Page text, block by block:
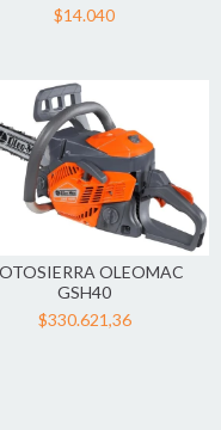
$14.040
OLEOMAC
GSH40
$330.621,36